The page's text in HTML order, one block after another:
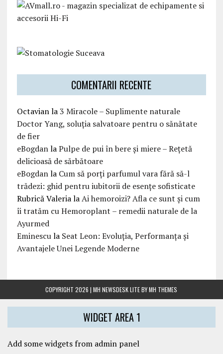
COMENTARII RECENTE
Octavianla3 Miracole – Suplimente naturale
Doctor Yang, soluția salvatoare pentru o sănătate
de fier
eBogdanlaPulpe de pui în bere și miere – Rețetă
delicioasă de sărbătoare
eBogdanla Cum să porți parfumul vara fără să-l
trădezi: ghid pentru iubitorii de esențe sofisticate
Rubrică ValerialaAi hemoroizi? Afla ce sunt și cum
îi tratăm cu Hemoroplant – remedii naturale de la
Ayurmed
Eminescula Seat Leon: Evoluția, Performanța și
Avantajele Unei Legende Moderne
COPYRIGHT 2026 | MH NEWSDESK LITE BYMH THEMES
WIDGET AREA 1
Add some widgets from admin panel